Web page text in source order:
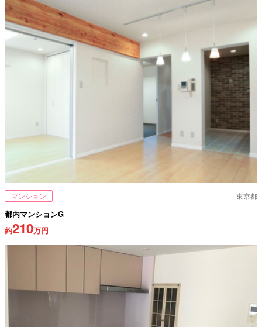
マンション 東京都
都内マンションG
約210万円